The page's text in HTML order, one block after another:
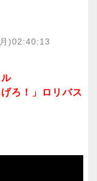
)02:40:13
ろ！」ロリバス